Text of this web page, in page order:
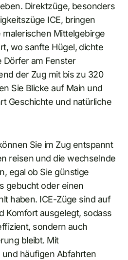
Direktzüge, besonders
ICE, bringen
Mittelgebirge
wo sanfte Hügel, dichte
Dörfer am Fenster
der Zug mit bis zu 320
Sie Blicke auf Main und
Geschichte und natürliche
Sie im Zug entspannt
reisen und die wechselnde
egal ob Sie günstige
gebucht oder einen
haben. ICE-Züge sind auf
Komfort ausgelegt, sodass
sondern auch
bleibt. Mit
häufigen Abfahrten